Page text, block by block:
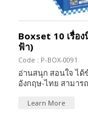
Boxset 10 เรื่อ
ฟ้า)
Code : P-BOX-0091
อ่านสนุก สอนใจ ไ
อังกฤษ-ไทย สามาร
Learn More